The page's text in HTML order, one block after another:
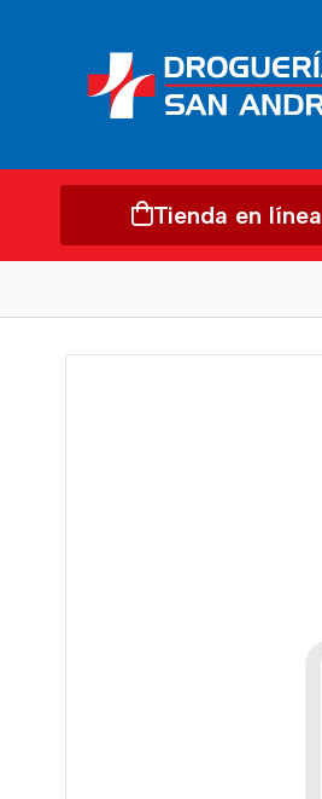
Tienda en línea